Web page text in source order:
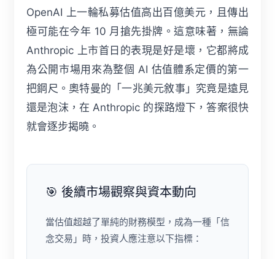
OpenAI 上一輪私募估值高出百億美元，且傳出
極可能在今年 10 月搶先掛牌。這意味著，無論
Anthropic 上市首日的表現是好是壞，它都將成
為公開市場用來為整個 AI 估值體系定價的第一
把鋼尺。奧特曼的「一兆美元敘事」究竟是遠見
還是泡沫，在 Anthropic 的探路燈下，答案很快
就會逐步揭曉。
🎯 後續市場觀察與資本動向
當估值超越了單純的財務模型，成為一種「信
念交易」時，投資人應注意以下指標：